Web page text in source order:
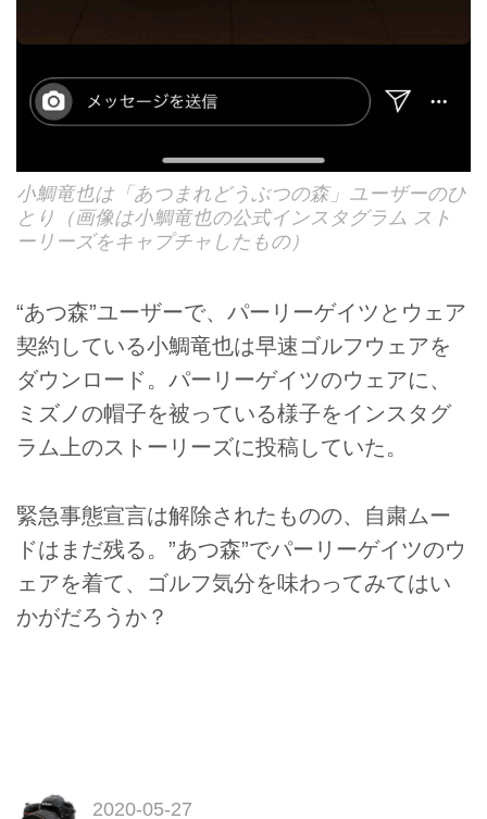
小鯛竜也は「あつまれどうぶつの森」ユーザーのひ
とり（画像は小鯛竜也の公式インスタグラム スト
ーリーズをキャプチャしたもの）
“あつ森”ユーザーで、パーリーゲイツとウェア
契約している小鯛竜也は早速ゴルフウェアを
ダウンロード。パーリーゲイツのウェアに、
ミズノの帽子を被っている様子をインスタグ
ラム上のストーリーズに投稿していた。
緊急事態宣言は解除されたものの、自粛ムー
ドはまだ残る。”あつ森”でパーリーゲイツのウ
ェアを着て、ゴルフ気分を味わってみてはい
かがだろうか？
2020-05-27